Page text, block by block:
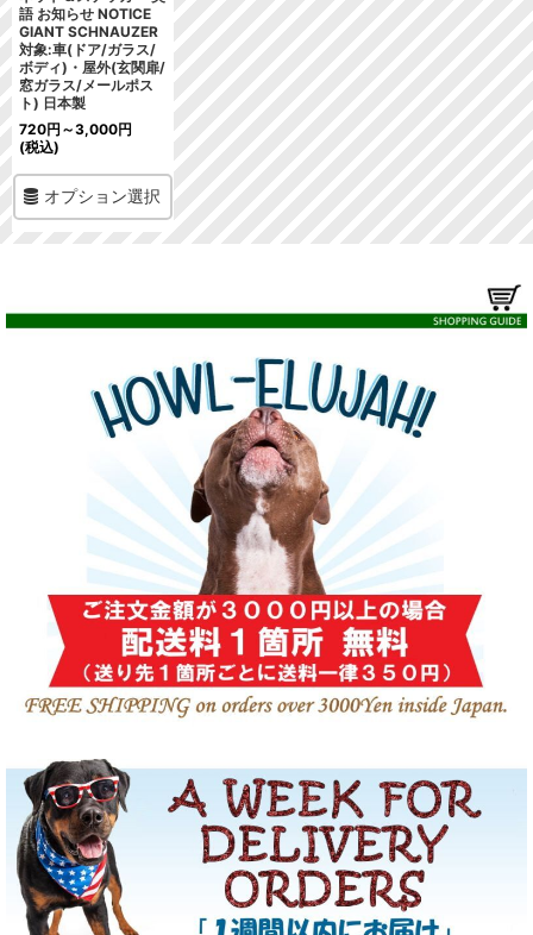
語 お知らせ NOTICE
GIANT SCHNAUZER
対象:車(ドア/ガラス/
ボディ)・屋外(玄関扉/
窓ガラス/メールポス
ト) 日本製
720円 ～3,000円
(税込)
オプション選択